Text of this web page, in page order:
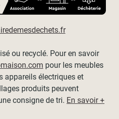
ou recyclé. Pour en savoir
pour les meubles
appareils électriques et
produits peuvent
consigne de tri. En savoir +